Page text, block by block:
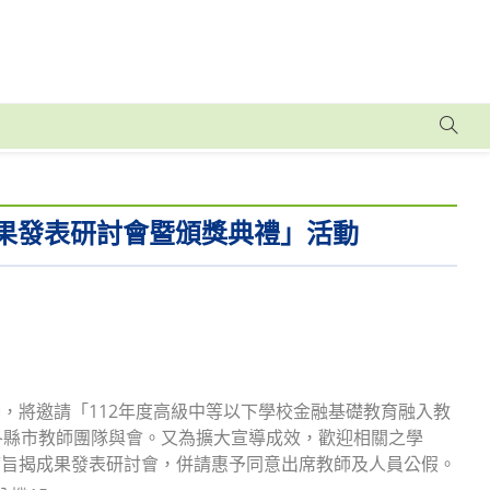
發表研討會暨頒獎典禮」活動
將邀請「112年度高級中等以下學校金融基礎教育融入教
市教師團隊與會。又為擴大宣導成效，歡迎相關之學
揭成果發表研討會，併請惠予同意出席教師及人員公假。